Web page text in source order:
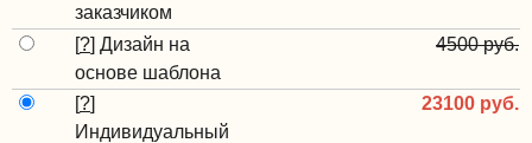
заказчиком
[?] Дизайн на
основе шаблона
4500 руб.
[?]
Индивидуальный
23100 руб.